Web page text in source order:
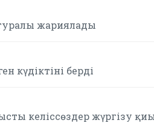
жариялады
күдіктіні берді
келіссөздер жүргізу